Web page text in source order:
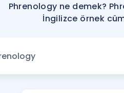
Phrenology ne demek?
İngilizce örnek